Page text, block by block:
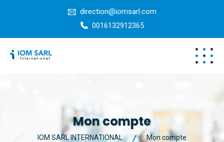
direction@iomsarl.com
0016132912365
Mon compte
IOM SARL INTERNATIONAL Mon compte